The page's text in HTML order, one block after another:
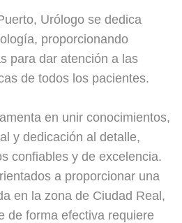
Urólogo se dedica
proporcionando
para dar atención a las
de todos los pacientes.
en unir conocimientos,
y dedicación al detalle,
confiables y de excelencia.
a proporcionar una
en la zona de Ciudad Real,
de forma efectiva requiere